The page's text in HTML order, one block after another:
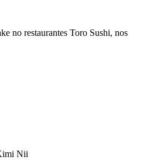
no restaurantes Toro Sushi, nos
Nii